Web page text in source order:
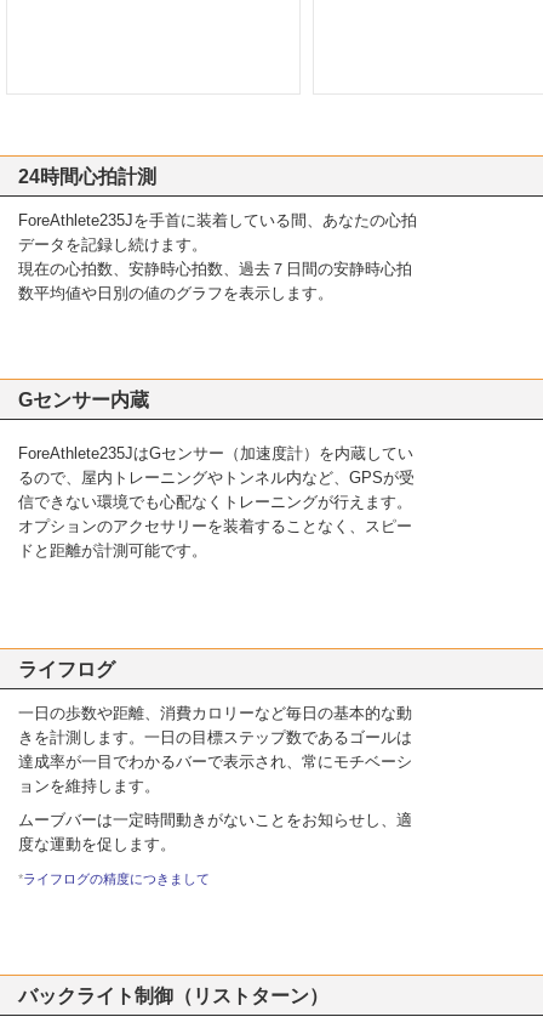
24時間心拍計測
ForeAthlete235Jを手首に装着している間、あなたの心拍
データを記録し続けます。
現在の心拍数、安静時心拍数、過去７日間の安静時心拍
数平均値や日別の値のグラフを表示します。
Gセンサー内蔵
ForeAthlete235JはGセンサー（加速度計）を内蔵してい
るので、屋内トレーニングやトンネル内など、GPSが受
信できない環境でも心配なくトレーニングが行えます。
オプションのアクセサリーを装着することなく、スピー
ドと距離が計測可能です。
ライフログ
一日の歩数や距離、消費カロリーなど毎日の基本的な動
きを計測します。一日の目標ステップ数であるゴールは
達成率が一目でわかるバーで表示され、常にモチベーシ
ョンを維持します。
ムーブバーは一定時間動きがないことをお知らせし、適
度な運動を促します。
*ライフログの精度につきまして
バックライト制御（リストターン）